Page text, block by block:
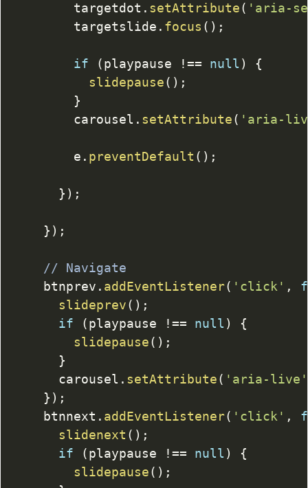
				targetdot
. setAttribute( 'aria-
				targetslide
. focus ( ) ;
if (playpause !== null )
{
slidepause( ) ;
}
				carousel
. setAttribute( 'aria-
				e
. preventDefault ( ) ;
} ) ;
} ) ;
// Navigate
		btnprev
. addEventListener( 'click' ,
slideprev( ) ;
if
(playpause !== null )
{
slidepause( ) ;
}
			carousel
. setAttribute( 'aria-live'
} ) ;
		btnnext
. addEventListener( 'click' ,
slidenext ( ) ;
if
(playpause !== null )
{
slidepause( ) ;